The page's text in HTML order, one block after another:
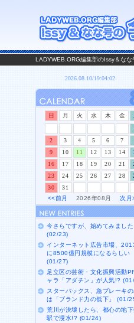
LADYWEB.ORG編集部のIssy＆なな
日 月 火 水 木 金
2
3 4 5 6 7
9
10 11 12 13 14
16
17 18 19 20 21
23
24 25 26 27 28
30
31
<<前月
2026年08月次月
今さらですが、始めてみました
(02/23)
インターネット広告市場、
に8500億円規模になるらしい
(01/27)
足立区の芸術・文化振興活動
ャラ「アダチン」が人気!?
スターバックス、急ブレーキの
は「ブランド力の低下」 (01/
荒川が決壊したら、都心の地
駅で浸水!? (01/24)